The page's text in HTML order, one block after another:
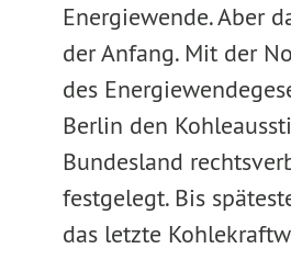
Energiewende. Aber
der Anfang. Mit der
des
Berlin den
Bundesland
festgelegt. Bis
das letzte